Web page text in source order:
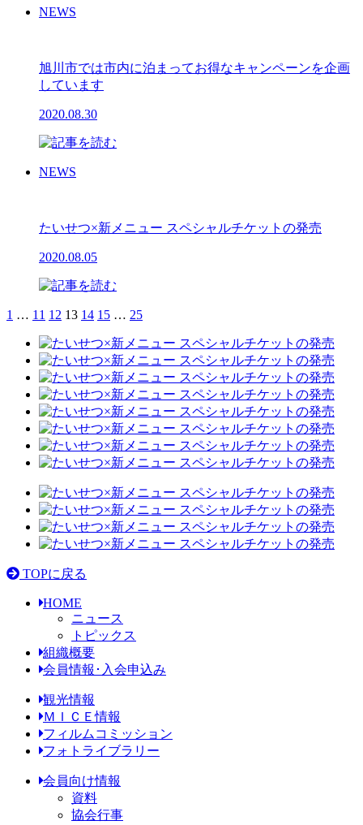
NEWS
旭川市では市内に泊まってお得なキャンペーンを企画
しています
2020.08.30
NEWS
たいせつ×新メニュー スペシャルチケットの発売
2020.08.05
1 … 11 12 13 14 15 … 25
TOPに戻る
HOME
ニュース
トピックス
組織概要
会員情報･入会申込み
観光情報
ＭＩＣＥ情報
フィルムコミッション
フォトライブラリー
会員向け情報
資料
協会行事